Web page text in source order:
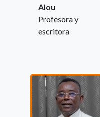
Alou
Profesora y
escritora